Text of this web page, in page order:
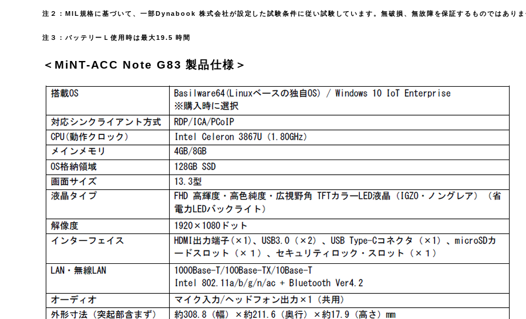
注２：MIL規格に基づいて、一部Dynabook 株式会社が設定した試験条件に従い試験しています。無破損、無故障を保証するものではあり
注３：バッテリーＬ使用時は最大19.5 時間
＜MiNT-ACC Note G83 製品仕様＞